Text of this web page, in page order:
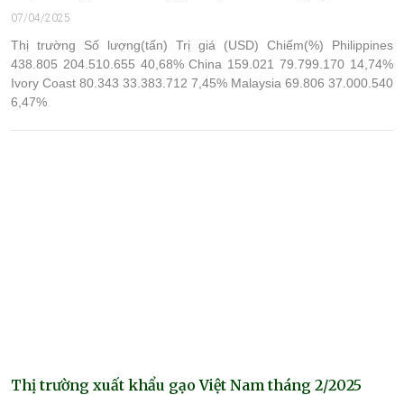
07/04/2025
Thị trường Số lượng(tấn) Trị giá (USD) Chiếm(%) Philippines
438.805 204.510.655 40,68% China 159.021 79.799.170 14,74%
Ivory Coast 80.343 33.383.712 7,45% Malaysia 69.806 37.000.540
6,47%
Thị trường xuất khẩu gạo Việt Nam tháng 2/2025